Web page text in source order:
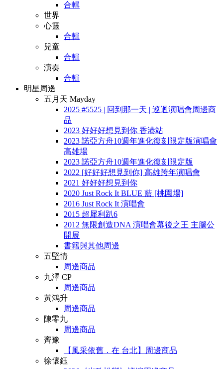
合輯
世界
心靈
合輯
兒童
合輯
演奏
合輯
明星周邊
五月天 Mayday
2025 #5525 | 回到那一天 | 巡迴演唱會周邊商
品
2023 好好好想見到你 香港站
2023 諾亞方舟10週年進化復刻限定版演唱會
高雄場
2023 諾亞方舟10週年進化復刻限定版
2022 [好好好想見到你] 高雄跨年演唱會
2021 好好好想見到你
2020 Just Rock It BLUE 藍 [桃園場]
2016 Just Rock It 演唱會
2015 超犀利趴6
2012 無限創造DNA 演唱會幕後之王 主腦公
開展
書籍與其他周邊
五堅情
周邊商品
九澤 CP
周邊商品
黃鴻升
周邊商品
陳零九
周邊商品
齊豫
【風采依舊．在 台北】周邊商品
徐懷鈺